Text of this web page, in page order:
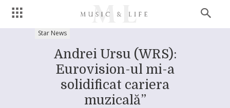
Star News
Andrei Ursu (WRS):
Eurovision-ul mi-a
solidificat cariera
muzicală”